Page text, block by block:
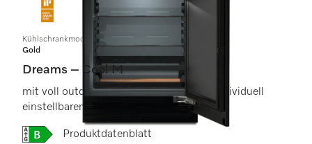
Kühlschrankmodul
Gold
Dreams – Cool M
mit voll outdoorfähigem Kühlgerät und individuell
einstellbarem Kühlbereich.
Onlinelabel Image, Energielabel
Produktdatenblatt